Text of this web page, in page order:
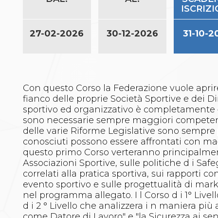
Classifica Società Sportive con più di 100 atleti
tesserati
Contatti
Provvedimenti in corso
Sentenze Giudice Sportivo
Sentenze Tribunale Federale
Sentenze Corte Sportiva e Federale di Appello
Sentenze di 1° Grado
Sentenze CAF
Sentenze Tribunale Nazionale Arbitrato per lo
Sport
Dispositivi Tribunale Federale
Dispositivi Corte Sportiva e Federale di Appello
Spese per l’accesso alla Giustizia
Gare e Risultati
27-02-2026 30-12-2026 31-10-
Con questo Corso la Federazione vuole
fianco delle proprie Società Sportive e dei
sportivo ed organizzativo è
sono necessarie sempre maggiori
delle varie Riforme Legislative sono
conosciuti possono essere affrontati con
questo primo Corso verteranno
Associazioni Sportive, sulle politiche d i
correlati alla pratica sportiva, sui rapporti
evento sportivo e sulle progettualità di
nel programma allegato. I l Corso d i 1°
d i 2 ° Livello che analizzera i n maniera